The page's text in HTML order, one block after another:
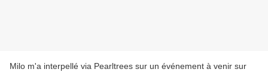
Milo m'a interpellé via Pearltrees sur un événement à venir sur